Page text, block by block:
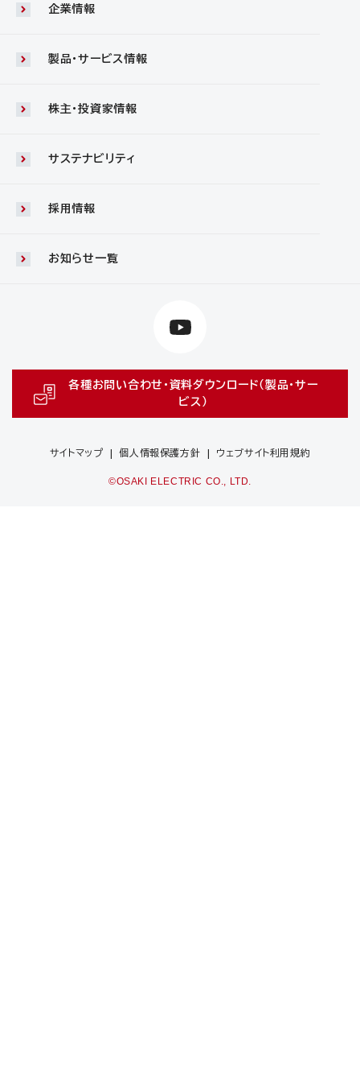
企業情報
製品・サービス情報
株主・投資家情報
サステナビリティ
採用情報
お知らせ一覧
各種お問い合わせ・資料ダウンロード（製品・サー
ビス）
サイトマップ 個人情報保護方針 ウェブサイト利用規約
©OSAKI ELECTRIC CO., LTD.